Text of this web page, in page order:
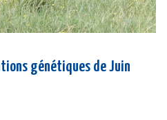
génétiques de Juin